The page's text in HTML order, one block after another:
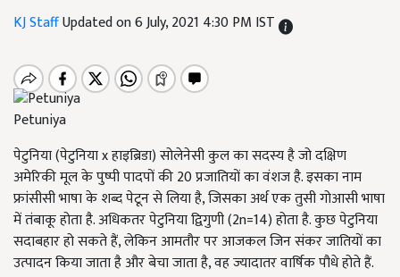
KJ StaffUpdated on 6 July, 2021 4:30 PM IST
Petuniya
पेटुनिया (पेटुनिया x हाइब्रिडा) सोलेनेसी कुल का सदस्य है जो दक्षिण
अमेरिकी मूल के पुष्पी पादपों की 20 प्रजातियों का वंशज है. इसका नाम
फ्रांसीसी भाषा के शब्द पेटून से लिया है, जिसका अर्थ एक तुसी गोआसी भाषा
में तंबाकू होता है. अधिकतर पेटुनिया द्विगुणी (2n=14) होता है. कुछ पेटुनिया
सदाबहार हो सकते हैं, लेकिन आमतौर पर आजकल जिन संकर जातियों का
उत्पादन किया जाता है और बेचा जाता है, वह ज्यादातर वार्षिक पौधे होते हैं.